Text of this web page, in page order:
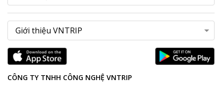
CÔNG TY TNHH CÔNG NGHỆ VNTRIP